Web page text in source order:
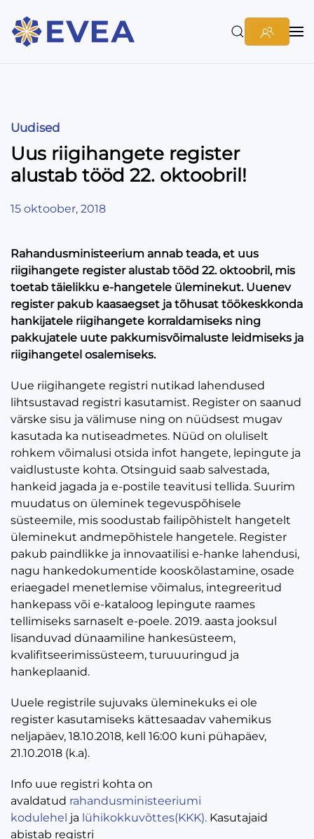
Uudised
Uus riigihangete register
alustab tööd 22. oktoobril!
15 oktoober, 2018
Rahandusministeerium annab teada, et uus
riigihangete register alustab tööd 22. oktoobril, mis
toetab täielikku e-hangetele üleminekut. Uuenev
register pakub kaasaegset ja tõhusat töökeskkonda
hankijatele riigihangete korraldamiseks ning
pakkujatele uute pakkumisvõimaluste leidmiseks ja
riigihangetel osalemiseks.
Uue riigihangete registri nutikad lahendused
lihtsustavad registri kasutamist. Register on saanud
värske sisu ja välimuse ning on nüüdsest mugav
kasutada ka nutiseadmetes. Nüüd on oluliselt
rohkem võimalusi otsida infot hangete, lepingute ja
vaidlustuste kohta. Otsinguid saab salvestada,
hankeid jagada ja e-postile teavitusi tellida. Suurim
muudatus on üleminek tegevuspõhisele
süsteemile, mis soodustab failipõhistelt hangetelt
üleminekut andmepõhistele hangetele. Register
pakub paindlikke ja innovaatilisi e-hanke lahendusi,
nagu hankedokumentide kooskõlastamine, osade
eriaegadel menetlemise võimalus, integreeritud
hankepass või e-kataloog lepingute raames
tellimiseks sarnaselt e-poele. 2019. aasta jooksul
lisanduvad dünaamiline hankesüsteem,
kvalifitseerimissüsteem, turuuuringud ja
hankeplaanid.
Uuele registrile sujuvaks üleminekuks ei ole
register kasutamiseks kättesaadav vahemikus
neljapäev, 18.10.2018, kell 16:00 kuni pühapäev,
21.10.2018 (k.a).
Info uue registri kohta on
avaldatud rahandusministeeriumi
kodulehel ja lühikokkuvõttes(KKK). Kasutajaid
abistab registri